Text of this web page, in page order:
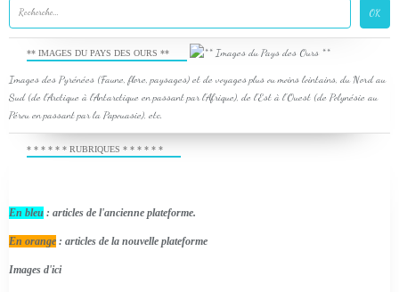
** IMAGES DU PAYS DES OURS **
Images des Pyrénées (Faune, flore, paysages) et de voyages plus ou moins lointains, du Nord au
Sud (de l'Arctique à l'Antarctique en passant par l'Afrique), de l'Est à l'Ouest (de Polynésie au
Pérou en passant par la Papouasie), etc.
* * * * * * RUBRIQUES * * * * * *
En bleu : articles de l'ancienne plateforme.
En orange : articles de la nouvelle plateforme
Images d'ici